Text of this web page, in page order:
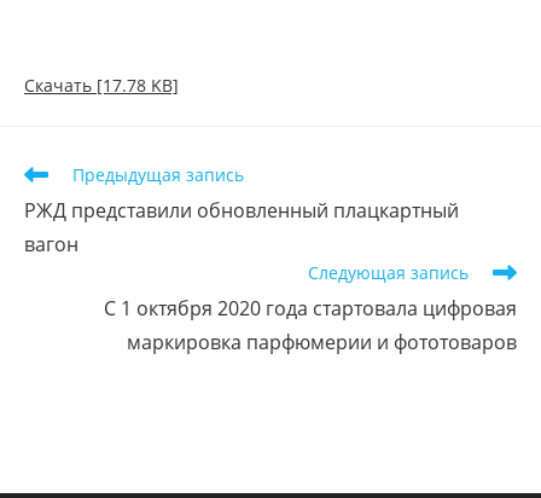
Скачать [17.78 KB]
Предыдущая запись
РЖД представили обновленный плацкартный
вагон
Следующая запись
С 1 октября 2020 года стартовала цифровая
маркировка парфюмерии и фототоваров